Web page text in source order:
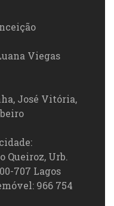
Viegas
José Vitória,
Queiroz, Urb.
707 Lagos
966 754